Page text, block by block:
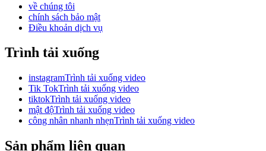
về chúng tôi
chính sách bảo mật
Điều khoản dịch vụ
Trình tải xuống
instagramTrình tải xuống video
Tik TokTrình tải xuống video
tiktokTrình tải xuống video
mật độTrình tải xuống video
công nhân nhanh nhẹnTrình tải xuống video
Sản phẩm liên quan